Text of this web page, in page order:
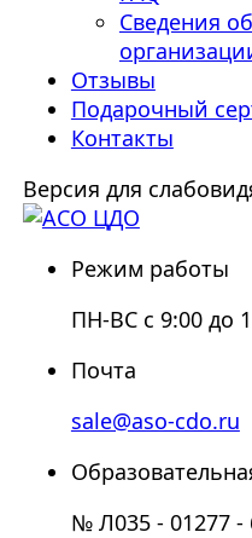
Сведения
Отзывы
Подарочный
Контакты
Версия для
Режим работы
ПН-ВС с 9:00 до
Почта
sale@aso-cdo.ru
№ Л035 - 01277 -